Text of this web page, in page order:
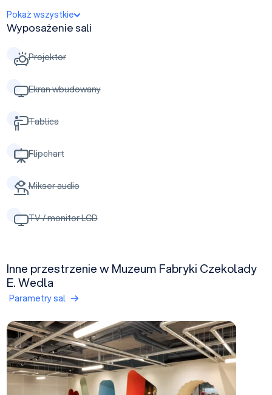
Pokaż wszystkie
Wyposażenie sali
Projektor
Ekran wbudowany
Tablica
Flipchart
Mikser audio
TV / monitor LCD
Inne przestrzenie w Muzeum Fabryki Czekolady
E. Wedla
Parametry sal
Przestrzeń Czekoaldnika